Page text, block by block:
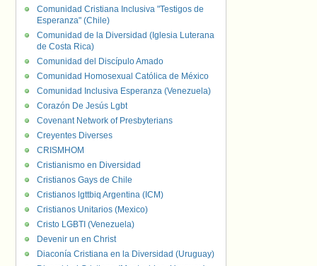
Comunidad Cristiana Inclusiva "Testigos de
Esperanza" (Chile)
Comunidad de la Diversidad (Iglesia Luterana
de Costa Rica)
Comunidad del Discípulo Amado
Comunidad Homosexual Católica de México
Comunidad Inclusiva Esperanza (Venezuela)
Corazón De Jesús Lgbt
Covenant Network of Presbyterians
Creyentes Diverses
CRISMHOM
Cristianismo en Diversidad
Cristianos Gays de Chile
Cristianos lgttbiq Argentina (ICM)
Cristianos Unitarios (Mexico)
Cristo LGBTI (Venezuela)
Devenir un en Christ
Diaconía Cristiana en la Diversidad (Uruguay)